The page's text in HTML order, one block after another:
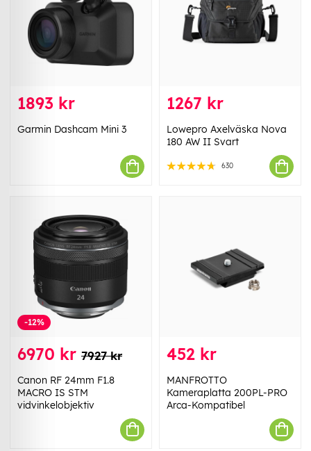
1893 kr
Garmin Dashcam Mini 3
1267 kr
Lowepro Axelväska Nova
180 AW II Svart
630
-12%
6970 kr 7927 kr
Canon RF 24mm F1.8
MACRO IS STM
vidvinkelobjektiv
452 kr
MANFROTTO
Kameraplatta 200PL-PRO
Arca-Kompatibel